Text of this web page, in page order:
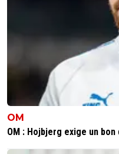
Quand
j'avoue
crazykcor 08
OM
OM : Hojbjerg exige un